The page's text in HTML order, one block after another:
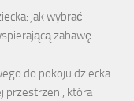
jak wybrać
zabawę i
do pokoju dziecka
przestrzeni, która